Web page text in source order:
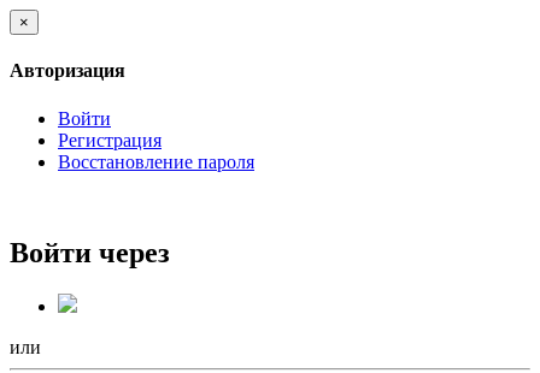
×
Авторизация
Войти
Регистрация
Восстановление пароля
Войти через
или